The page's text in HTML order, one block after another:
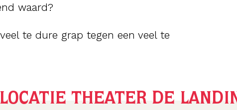
waard?
te dure grap tegen een veel te
LOCATIE THEATER DE